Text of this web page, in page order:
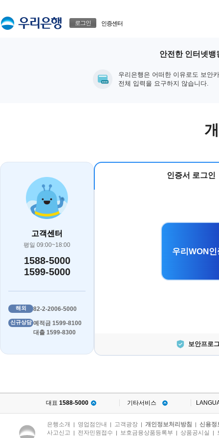
로그인 인증센터
안전한 인터넷뱅
우리은행은 어떠한 이유로도 보안
전체 입력을 요구하지 않습니다.
고객센터
평일 09:00~18:00
1588-5000
1599-5000
해외 82-2-2006-5000
신규상담 예적금 1599-8100
대출 1599-8300
인증서 로그인
우리WON
보안프로
대표 1588-5000 기타서비스
은행소개 | 영업점안내 | 고객광장 | 개인정보처리방침 | 신용정
사고신고 | 전자민원접수 | 보호금융상품등록부 | 상품공시실 |